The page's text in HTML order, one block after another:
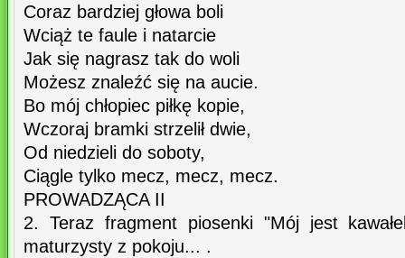
Coraz bardziej głowa boli
Wciąż te faule i natarcie
Jak się nagrasz tak do woli
Możesz znaleźć się na aucie.
Bo mój chłopiec piłkę kopie,
Wczoraj bramki strzelił dwie,
Od niedzieli do soboty,
Ciągle tylko mecz, mecz, mecz.
PROWADZĄCA II
2. Teraz fragment piosenki "Mój jest
maturzysty z pokoju... .